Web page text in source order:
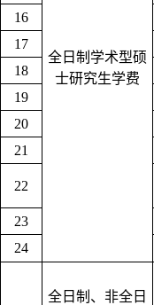
全日制学术型硕
士研究生学费
16
17
18
19
20
21
22
23
24
全日制、非全日